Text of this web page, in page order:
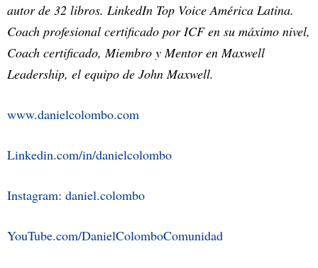
autor de 32 libros. LinkedIn Top Voice América Latina.
Coach profesional certificado por ICF en su máximo nivel,
Coach certificado, Miembro y Mentor en Maxwell
Leadership, el equipo de John Maxwell.
www.danielcolombo.com
Linkedin.com/in/danielcolombo
Instagram: daniel.colombo
YouTube.com/DanielColomboComunidad